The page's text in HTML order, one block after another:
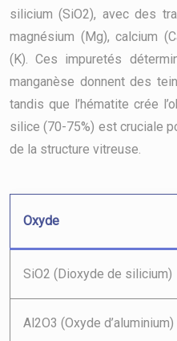
silicium (SiO2), avec des
magnésium (Mg), calcium
(K). Ces impuretés
manganèse donnent des
tandis que l’hématite crée
silice (70-75%) est cruciale
de la structure vitreuse.
Oxyde
SiO2 (Dioxyde de silicium)
Al2O3 (Oxyde d’aluminium)